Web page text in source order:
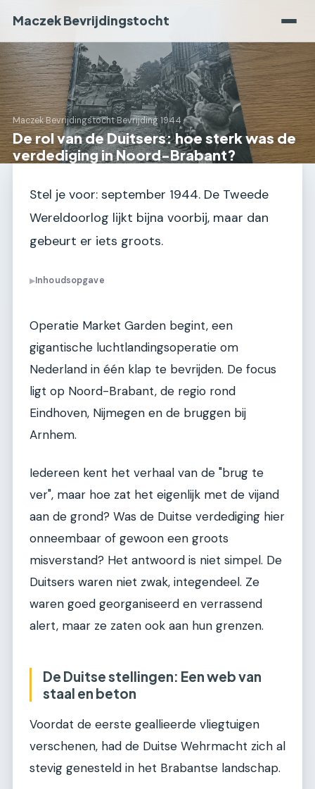
Maczek Bevrijdingstocht
Maczek Bevrijdingstocht›Bevrijding 1944
De rol van de Duitsers: hoe sterk was de
verdediging in Noord-Brabant?
Stel je voor: september 1944. De Tweede
Wereldoorlog lijkt bijna voorbij, maar dan
gebeurt er iets groots.
▶Inhoudsopgave
Operatie Market Garden begint, een
gigantische luchtlandingsoperatie om
Nederland in één klap te bevrijden. De focus
ligt op Noord-Brabant, de regio rond
Eindhoven, Nijmegen en de bruggen bij
Arnhem.
Iedereen kent het verhaal van de "brug te
ver", maar hoe zat het eigenlijk met de vijand
aan de grond? Was de Duitse verdediging hier
onneembaar of gewoon een groots
misverstand? Het antwoord is niet simpel. De
Duitsers waren niet zwak, integendeel. Ze
waren goed georganiseerd en verrassend
alert, maar ze zaten ook aan hun grenzen.
De Duitse stellingen: Een web van
staal en beton
Voordat de eerste geallieerde vliegtuigen
verschenen, had de Duitse Wehrmacht zich al
stevig genesteld in het Brabantse landschap.